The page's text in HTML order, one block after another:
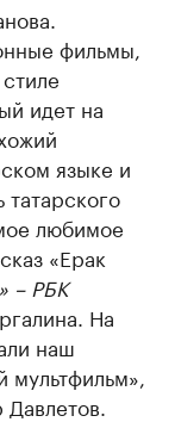
фильмы,
идет на
языке и
татарского
любимое
«Ерак
– РБК
На
наш